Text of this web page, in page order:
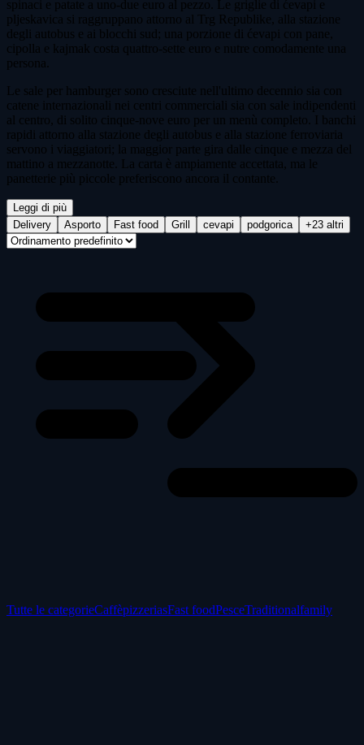
spinaci e patate a uno-due euro al pezzo. Le griglie di ćevapi e
pljeskavica si raggruppano attorno al Trg Republike, alla stazione
degli autobus e ai blocchi sud; una porzione di ćevapi con pane,
cipolla e kajmak costa quattro-sette euro e nutre comodamente una
persona.
Le sale per hamburger sono cresciute nell'ultimo decennio sia con
catene internazionali nei centri commerciali sia con sale indipendenti
al centro, di solito cinque-nove euro per un menù completo. I banchi
rapidi attorno alla stazione degli autobus e alla stazione ferroviaria
servono i viaggiatori; la maggior parte gira dalle cinque e mezza del
mattino a mezzanotte. La carta è ampiamente accettata, ma le
panetterie più piccole preferiscono ancora il contante.
Leggi di più
Delivery
Asporto Fast food Grill cevapi podgorica +23 altri
Tutte le categorieCaffèpizzeriasFast foodPesceTraditionalfamily